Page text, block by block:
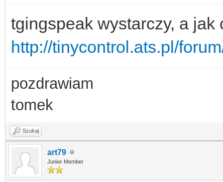
tgingspeak wystarczy, a
http://tinycontrol.ats.pl/
pozdrawiam
tomek
Szukaj
art79
Junior Member